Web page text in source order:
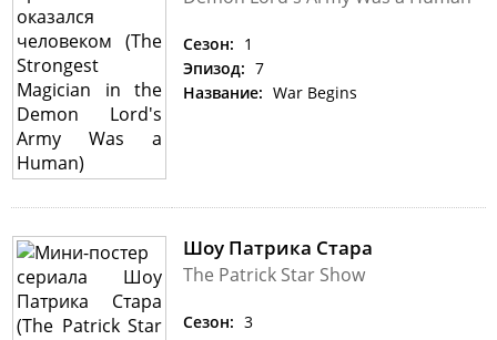
Сезон: 1
Эпизод: 7
Название: War Begins
Шоу Патрика Стара
The Patrick Star Show
Сезон: 3